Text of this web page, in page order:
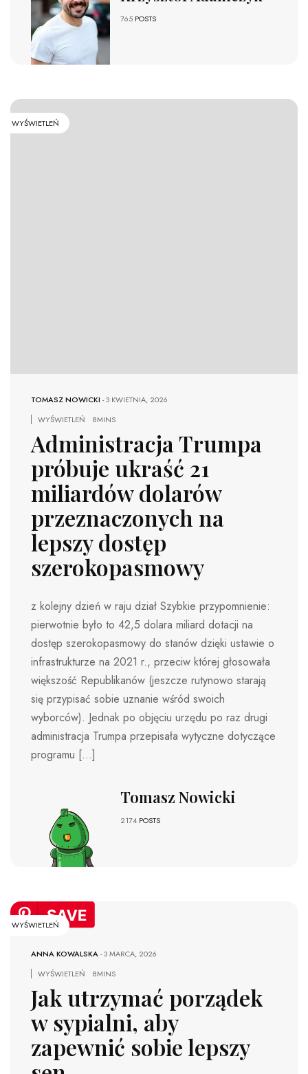
765 POSTS
WYŚWIETLEŃ
TOMASZ NOWICKI -3 KWIETNIA, 2026
WYŚWIETLEŃ
8MINS
Administracja Trumpa
próbuje ukraść 21
miliardów dolarów
przeznaczonych na
lepszy dostęp
szerokopasmowy
z kolejny dzień w raju dział Szybkie przypomnienie:
pierwotnie było to 42,5 dolara miliard dotacji na
dostęp szerokopasmowy do stanów dzięki ustawie o
infrastrukturze na 2021 r., przeciw której głosowała
większość Republikanów (jeszcze rutynowo starają
się przypisać sobie uznanie wśród swoich
wyborców). Jednak po objęciu urzędu po raz drugi
administracja Trumpa przepisała wytyczne dotyczące
programu […]
Tomasz Nowicki
2174 POSTS
WYŚWIETLEŃ
ANNA KOWALSKA-3 MARCA, 2026
WYŚWIETLEŃ
8MINS
Jak utrzymać porządek
w sypialni, aby
zapewnić sobie lepszy